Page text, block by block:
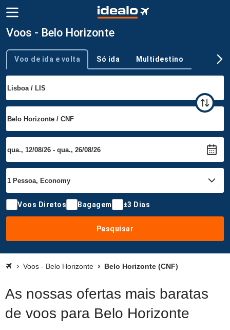
Voos - Belo Horizonte
Tipo de viagem
Voo de ida e volta Só ida Multidestino
Voos Diretos Bagagem ±3 Dias
Pesquisar
Voos - Belo Horizonte Belo Horizonte (CNF)
As nossas ofertas mais baratas
de voos para Belo Horizonte